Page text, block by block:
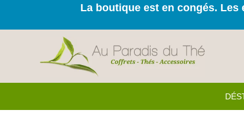
La boutique est en congés.